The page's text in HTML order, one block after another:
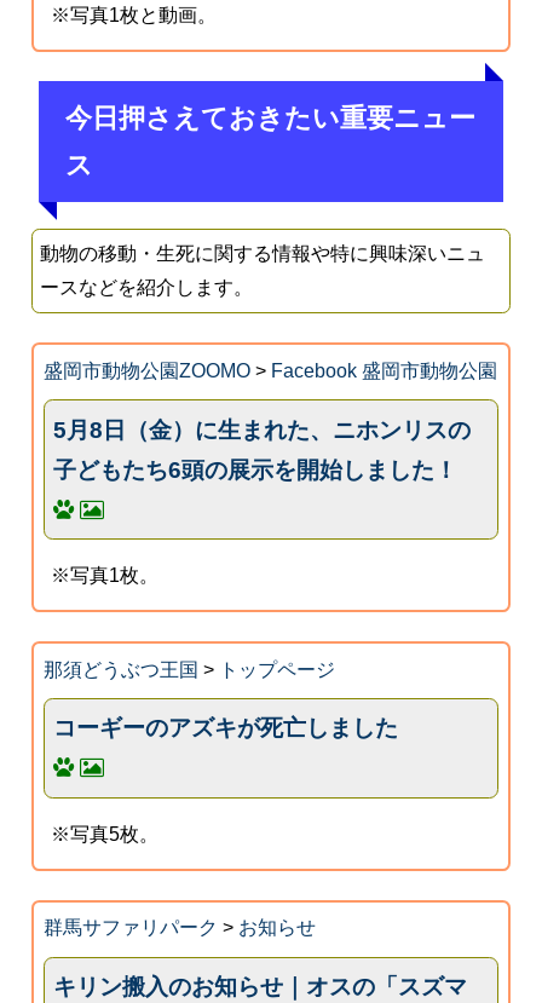
※写真1枚と動画。
今日押さえておきたい重要ニュー
ス
動物の移動・生死に関する情報や特に興味深いニュ
ースなどを紹介します。
盛岡市動物公園ZOOMO> Facebook 盛岡市動物公園
5月8日（金）に生まれた、ニホンリスの
子どもたち6頭の展示を開始しました！
※写真1枚。
那須どうぶつ王国 > トップページ
コーギーのアズキが死亡しました
※写真5枚。
群馬サファリパーク > お知らせ
キリン搬入のお知らせ｜オスの「スズマ